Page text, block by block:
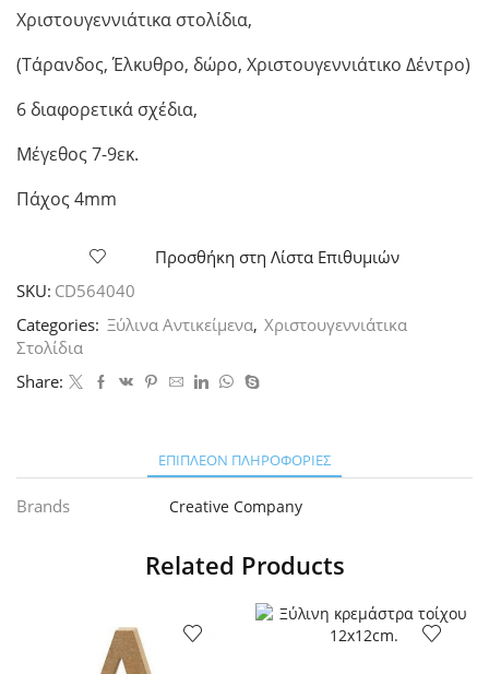
Χριστουγεννιάτικα στολίδια,
(Τάρανδος, Έλκυθρο, δώρο, Χριστουγεννιάτικο Δέντρο)
6 διαφορετικά σχέδια,
Μέγεθος 7-9εκ.
Πάχος 4mm
Προσθήκη στη Λίστα Επιθυμιών
SKU: CD564040
Categories: Ξύλινα Αντικείμενα, Χριστουγεννιάτικα
Στολίδια
Share:
ΕΠΙΠΛΈΟΝ ΠΛΗΡΟΦΟΡΊΕΣ
Brands Creative Company
Related Products